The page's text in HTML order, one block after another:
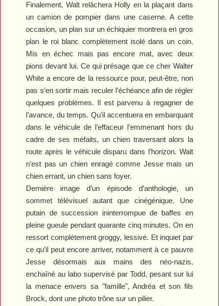
Finalement, Walt relâchera Holly en la plaçant dans
un camion de pompier dans une caserne. A cette
occasion, un plan sur un échiquier montrera en gros
plan le roi blanc complètement isolé dans un coin.
Mis en échec mais pas encore mat, avec deux
pions devant lui. Ce qui présage que ce cher Walter
White a encore de la ressource pour, peut-être, non
pas s’en sortir mais reculer l’échéance afin de régler
quelques problèmes. Il est parvenu à regagner de
l’avance, du temps. Qu’il accentuera en embarquant
dans le véhicule de l’effaceur l’emmenant hors du
cadre de ses méfaits, un chien traversant alors la
route après le véhicule disparu dans l’horizon. Walt
n’est pas un chien enragé comme Jesse mais un
chien errant, un chien sans foyer.
Dernière image d’un épisode d’anthologie, un
sommet télévisuel autant que cinégénique. Une
putain de succession ininterrompue de baffes en
pleine gueule pendant quarante cinq minutes. On en
ressort complètement groggy, lessivé. Et inquiet par
ce qu’il peut encore arriver, notamment à ce pauvre
Jesse désormais aux mains des néo-nazis,
enchaîné au labo supervisé par Todd, pesant sur lui
la menace envers sa "famille", Andréa et son fils
Brock, dont une photo trône sur un pilier.